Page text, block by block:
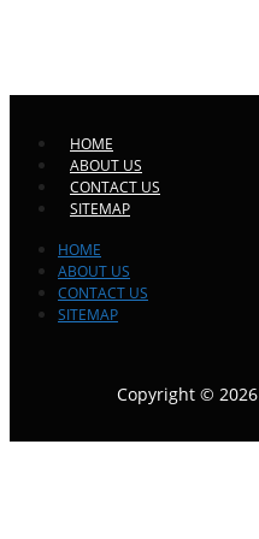
HOME
ABOUT US
CONTACT US
SITEMAP
HOME
ABOUT US
CONTACT US
SITEMAP
Copyright © 2026